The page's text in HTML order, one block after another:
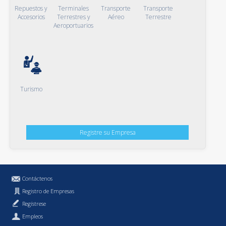
Repuestos y
Accesorios
Terminales
Terrestres y
Aeroportuarios
Transporte
Aéreo
Transporte
Terrestre
Turismo
Registre su Empresa
Contáctenos
Registro de Empresas
Regístrese
Empleos